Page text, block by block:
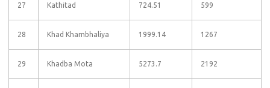
27 Kathitad 724.51 599
28 Khad Khambhaliya 1999.14 1267
29 Khadba Mota 5273.7 2192